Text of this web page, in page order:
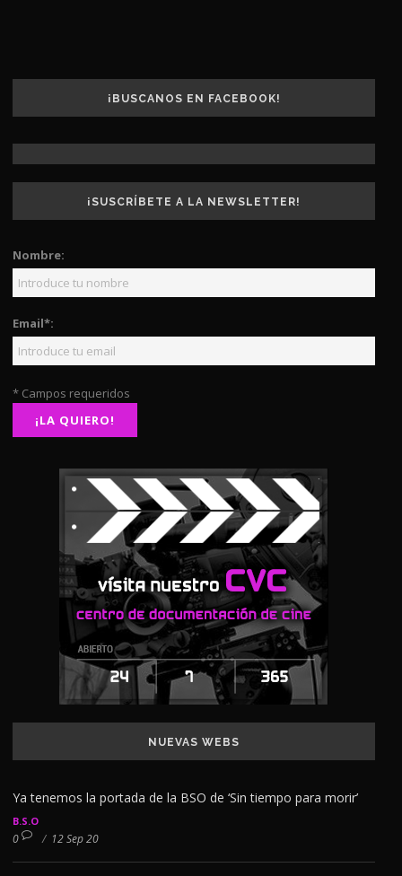
¡BUSCANOS EN FACEBOOK!
¡SUSCRÍBETE A LA NEWSLETTER!
Nombre:
Email*:
* Campos requeridos
NUEVAS WEBS
Ya tenemos la portada de la BSO de ‘Sin tiempo para morir’
B.S.O
0 / 12 Sep 20